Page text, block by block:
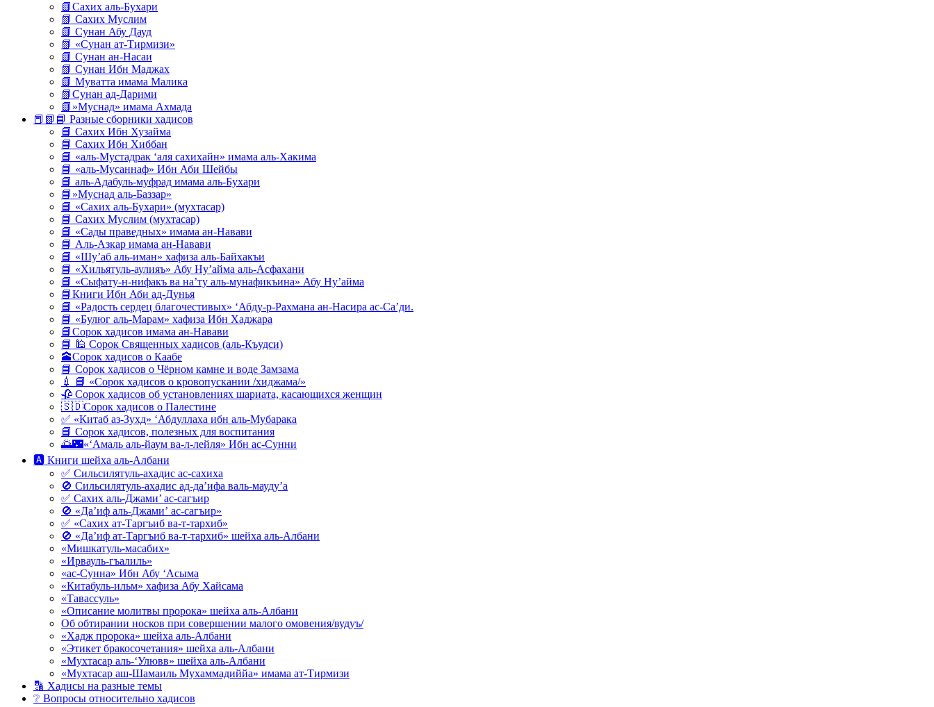
📗Сахих аль-Бухари
📗 Сахих Муслим
📗 Сунан Абу Дауд
📗 «Сунан ат-Тирмизи»
📗 Сунан ан-Насаи
📗 Сунан Ибн Маджах
📗 Муватта имама Малика
📗Сунан ад-Дарими
📗»Муснад» имама Ахмада
📕📗📘 Разные сборники хадисов
📘 Сахих Ибн Хузайма
📘 Сахих Ибн Хиббан
📘 «аль-Мустадрак ‘аля сахихайн» имама аль-Хакима
📘 «аль-Мусаннаф» Ибн Аби Шейбы
📘 аль-Адабуль-муфрад имама аль-Бухари
📘»Муснад аль-Баззар»
📘 «Сахих аль-Бухари» (мухтасар)
📘 Сахих Муслим (мухтасар)
📘 «Сады праведных» имама ан-Навави
📘 Аль-Азкар имама ан-Навави
📘 «Шу’аб аль-иман» хафиза аль-Байхакъи
📘 «Хильятуль-аулияъ» Абу Ну’айма аль-Асфахани
📘 «Сыфату-н-нифакъ ва на’ту аль-мунафикъина» Абу Ну’айма
📘Книги Ибн Аби ад-Дунья
📘 «Радость сердец благочестивых» ‘Абду-р-Рахмана ан-Насира ас-Са’ди.
📘 «Булюг аль-Марам» хафиза Ибн Хаджара
📘Сорок хадисов имама ан-Навави
📘 🕌 Сорок Священных хадисов (аль-Къудси)
🕋Сорок хадисов о Каабе
📘 Сорок хадисов о Чёрном камне и воде Замзама
💉 📘 «Сорок хадисов о кровопускании /хиджама/»
🥀 Сорок хадисов об установлениях шариата, касающихся женщин
🇸🇩Сорок хадисов о Палестине
✅ «Китаб аз-Зухд» ‘Абдуллаха ибн аль-Мубарака
📘 Сорок хадисов, полезных для воспитания
🌅🌃«‘Амаль аль-йаум ва-л-лейля» Ибн ас-Сунни
🅰 Книги шейха аль-Албани
✅ Сильсилятуль-ахадис ас-сахиха
🚫 Сильсилятуль-ахадис ад-да’ифа валь-мауду’а
✅ Сахих аль-Джами’ ас-сагъир
🚫 «Да’иф аль-Джами’ ас-сагъир»
✅ «Сахих ат-Таргъиб ва-т-тархиб»
🚫 «Да’иф ат-Таргъиб ва-т-тархиб» шейха аль-Албани
«Мишкатуль-масабих»
«Ирвауль-гъалиль»
«ас-Сунна» Ибн Абу ‘Асыма
«Китабуль-ильм» хафиза Абу Хайсама
«Тавассуль»
«Описание молитвы пророка» шейха аль-Албани
Об обтирании носков при совершении малого омовения/вудуъ/
«Хадж пророка» шейха аль-Албани
«Этикет бракосочетания» шейха аль-Албани
«Мухтасар аль-‘Улювв» шейха аль-Албани
«Мухтасар аш-Шамаиль Мухаммадиййа» имама ат-Тирмизи
🔡 Хадисы на разные темы
❔ Вопросы относительно хадисов